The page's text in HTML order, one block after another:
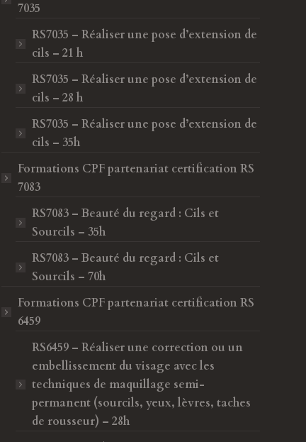
7035
RS7035 – Réaliser une pose d’extension de
cils – 21 h
RS7035 – Réaliser une pose d’extension de
cils – 28 h
RS7035 – Réaliser une pose d’extension de
cils – 35h
Formations CPFpartenariat certification RS
7083
RS7083 – Beauté du regard : Cils et
Sourcils – 35h
RS7083 – Beauté du regard : Cils et
Sourcils – 70h
Formations CPFpartenariat certification RS
6459
RS6459 – Réaliser une correction ou un
embellissement du visage avec les
techniques de maquillage semi-
permanent (sourcils, yeux, lèvres, taches
de rousseur) – 28h